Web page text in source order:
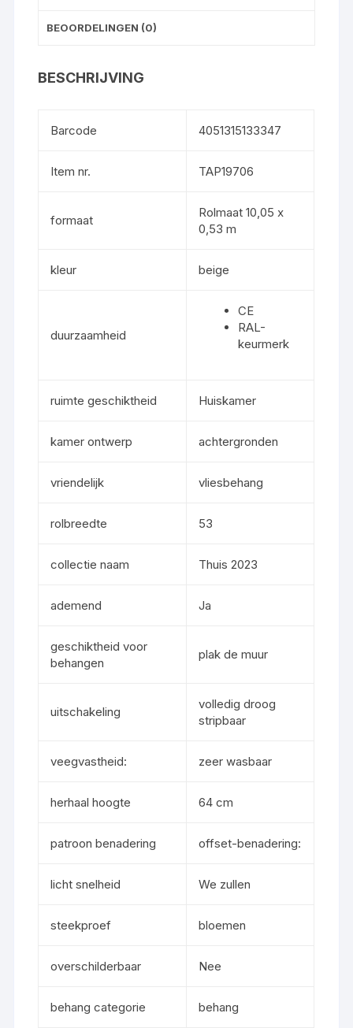
BEOORDELINGEN (0)
BESCHRIJVING
Barcode 4051315133347
Item nr. TAP19706
formaat
Rolmaat 10,05 x
0,53 m
kleur beige
duurzaamheid
CE
RAL-
keurmerk
ruimte geschiktheid Huiskamer
kamer ontwerp achtergronden
vriendelijk vliesbehang
rolbreedte 53
collectie naam Thuis 2023
ademend Ja
geschiktheid voor
behangen
plak de muur
uitschakeling
volledig droog
stripbaar
veegvastheid: zeer wasbaar
herhaal hoogte 64 cm
patroon benadering offset-benadering:
licht snelheid We zullen
steekproef bloemen
overschilderbaar Nee
behang categorie behang